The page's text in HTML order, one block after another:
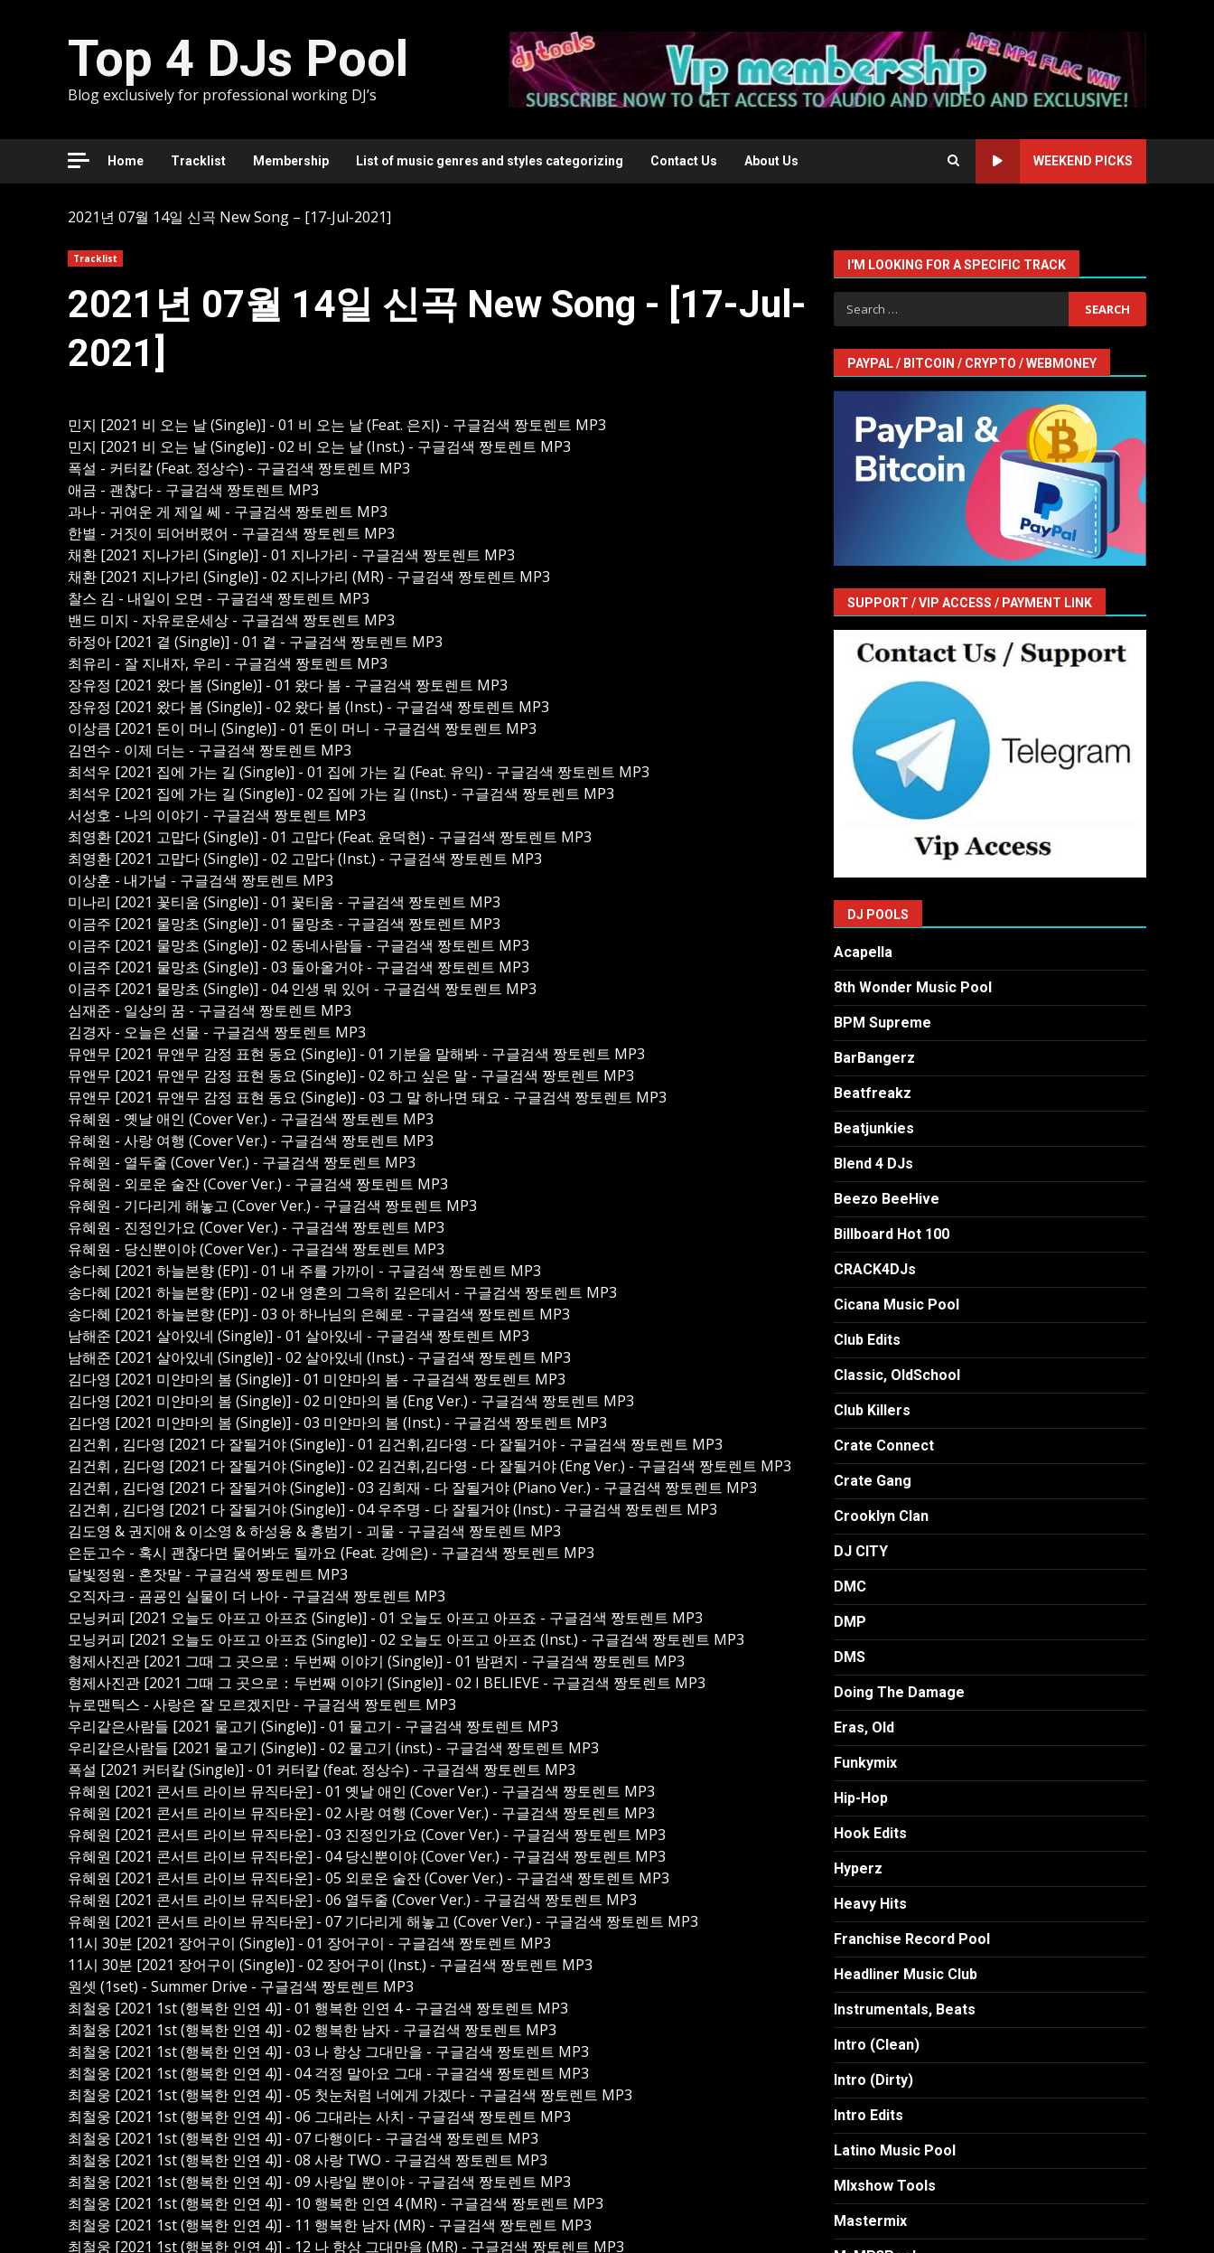
Top 4 DJs Pool
Blog exclusively for professional working DJ’s
Home Tracklist Membership List of music genres and styles categorizing Contact Us About Us WEEKEND PICKS
2021년 07월 14일 신곡 New Song – [17-Jul-2021]
Tracklist
2021년 07월 14일 신곡 New Song - [17-Jul-
2021]
민지 [2021 비 오는 날 (Single)] - 01 비 오는 날 (Feat. 은지) - 구글검색 짱토렌트 MP3
민지 [2021 비 오는 날 (Single)] - 02 비 오는 날 (Inst.) - 구글검색 짱토렌트 MP3
폭설 - 커터칼 (Feat. 정상수) - 구글검색 짱토렌트 MP3
애금 - 괜찮다 - 구글검색 짱토렌트 MP3
과나 - 귀여운 게 제일 쎄 - 구글검색 짱토렌트 MP3
한별 - 거짓이 되어버렸어 - 구글검색 짱토렌트 MP3
채환 [2021 지나가리 (Single)] - 01 지나가리 - 구글검색 짱토렌트 MP3
채환 [2021 지나가리 (Single)] - 02 지나가리 (MR) - 구글검색 짱토렌트 MP3
찰스 김 - 내일이 오면 - 구글검색 짱토렌트 MP3
밴드 미지 - 자유로운세상 - 구글검색 짱토렌트 MP3
하정아 [2021 곁 (Single)] - 01 곁 - 구글검색 짱토렌트 MP3
최유리 - 잘 지내자, 우리 - 구글검색 짱토렌트 MP3
장유정 [2021 왔다 봄 (Single)] - 01 왔다 봄 - 구글검색 짱토렌트 MP3
장유정 [2021 왔다 봄 (Single)] - 02 왔다 봄 (Inst.) - 구글검색 짱토렌트 MP3
이상큼 [2021 돈이 머니 (Single)] - 01 돈이 머니 - 구글검색 짱토렌트 MP3
김연수 - 이제 더는 - 구글검색 짱토렌트 MP3
최석우 [2021 집에 가는 길 (Single)] - 01 집에 가는 길 (Feat. 유익) - 구글검색 짱토렌트 MP3
최석우 [2021 집에 가는 길 (Single)] - 02 집에 가는 길 (Inst.) - 구글검색 짱토렌트 MP3
서성호 - 나의 이야기 - 구글검색 짱토렌트 MP3
최영환 [2021 고맙다 (Single)] - 01 고맙다 (Feat. 윤덕현) - 구글검색 짱토렌트 MP3
최영환 [2021 고맙다 (Single)] - 02 고맙다 (Inst.) - 구글검색 짱토렌트 MP3
이상훈 - 내가널 - 구글검색 짱토렌트 MP3
미나리 [2021 꽃티움 (Single)] - 01 꽃티움 - 구글검색 짱토렌트 MP3
이금주 [2021 물망초 (Single)] - 01 물망초 - 구글검색 짱토렌트 MP3
이금주 [2021 물망초 (Single)] - 02 동네사람들 - 구글검색 짱토렌트 MP3
이금주 [2021 물망초 (Single)] - 03 돌아올거야 - 구글검색 짱토렌트 MP3
이금주 [2021 물망초 (Single)] - 04 인생 뭐 있어 - 구글검색 짱토렌트 MP3
심재준 - 일상의 꿈 - 구글검색 짱토렌트 MP3
김경자 - 오늘은 선물 - 구글검색 짱토렌트 MP3
뮤앤무 [2021 뮤앤무 감정 표현 동요 (Single)] - 01 기분을 말해봐 - 구글검색 짱토렌트 MP3
뮤앤무 [2021 뮤앤무 감정 표현 동요 (Single)] - 02 하고 싶은 말 - 구글검색 짱토렌트 MP3
뮤앤무 [2021 뮤앤무 감정 표현 동요 (Single)] - 03 그 말 하나면 돼요 - 구글검색 짱토렌트 MP3
유혜원 - 옛날 애인 (Cover Ver.) - 구글검색 짱토렌트 MP3
유혜원 - 사랑 여행 (Cover Ver.) - 구글검색 짱토렌트 MP3
유혜원 - 열두줄 (Cover Ver.) - 구글검색 짱토렌트 MP3
유혜원 - 외로운 술잔 (Cover Ver.) - 구글검색 짱토렌트 MP3
유혜원 - 기다리게 해놓고 (Cover Ver.) - 구글검색 짱토렌트 MP3
유혜원 - 진정인가요 (Cover Ver.) - 구글검색 짱토렌트 MP3
유혜원 - 당신뿐이야 (Cover Ver.) - 구글검색 짱토렌트 MP3
송다혜 [2021 하늘본향 (EP)] - 01 내 주를 가까이 - 구글검색 짱토렌트 MP3
송다혜 [2021 하늘본향 (EP)] - 02 내 영혼의 그윽히 깊은데서 - 구글검색 짱토렌트 MP3
송다혜 [2021 하늘본향 (EP)] - 03 아 하나님의 은혜로 - 구글검색 짱토렌트 MP3
남해준 [2021 살아있네 (Single)] - 01 살아있네 - 구글검색 짱토렌트 MP3
남해준 [2021 살아있네 (Single)] - 02 살아있네 (Inst.) - 구글검색 짱토렌트 MP3
김다영 [2021 미얀마의 봄 (Single)] - 01 미얀마의 봄 - 구글검색 짱토렌트 MP3
김다영 [2021 미얀마의 봄 (Single)] - 02 미얀마의 봄 (Eng Ver.) - 구글검색 짱토렌트 MP3
김다영 [2021 미얀마의 봄 (Single)] - 03 미얀마의 봄 (Inst.) - 구글검색 짱토렌트 MP3
김건휘 , 김다영 [2021 다 잘될거야 (Single)] - 01 김건휘,김다영 - 다 잘될거야 - 구글검색 짱토렌트 MP3
김건휘 , 김다영 [2021 다 잘될거야 (Single)] - 02 김건휘,김다영 - 다 잘될거야 (Eng Ver.) - 구글검색 짱토렌트 MP3
김건휘 , 김다영 [2021 다 잘될거야 (Single)] - 03 김희재 - 다 잘될거야 (Piano Ver.) - 구글검색 짱토렌트 MP3
김건휘 , 김다영 [2021 다 잘될거야 (Single)] - 04 우주명 - 다 잘될거야 (Inst.) - 구글검색 짱토렌트 MP3
김도영 & 권지애 & 이소영 & 하성용 & 홍범기 - 괴물 - 구글검색 짱토렌트 MP3
은둔고수 - 혹시 괜찮다면 물어봐도 될까요 (Feat. 강예은) - 구글검색 짱토렌트 MP3
달빛정원 - 혼잣말 - 구글검색 짱토렌트 MP3
오직자크 - 굠굥인 실물이 더 나아 - 구글검색 짱토렌트 MP3
모닝커피 [2021 오늘도 아프고 아프죠 (Single)] - 01 오늘도 아프고 아프죠 - 구글검색 짱토렌트 MP3
모닝커피 [2021 오늘도 아프고 아프죠 (Single)] - 02 오늘도 아프고 아프죠 (Inst.) - 구글검색 짱토렌트 MP3
형제사진관 [2021 그때 그 곳으로：두번째 이야기 (Single)] - 01 밤편지 - 구글검색 짱토렌트 MP3
형제사진관 [2021 그때 그 곳으로：두번째 이야기 (Single)] - 02 I BELIEVE - 구글검색 짱토렌트 MP3
뉴로맨틱스 - 사랑은 잘 모르겠지만 - 구글검색 짱토렌트 MP3
우리같은사람들 [2021 물고기 (Single)] - 01 물고기 - 구글검색 짱토렌트 MP3
우리같은사람들 [2021 물고기 (Single)] - 02 물고기 (inst.) - 구글검색 짱토렌트 MP3
폭설 [2021 커터칼 (Single)] - 01 커터칼 (feat. 정상수) - 구글검색 짱토렌트 MP3
유혜원 [2021 콘서트 라이브 뮤직타운] - 01 옛날 애인 (Cover Ver.) - 구글검색 짱토렌트 MP3
유혜원 [2021 콘서트 라이브 뮤직타운] - 02 사랑 여행 (Cover Ver.) - 구글검색 짱토렌트 MP3
유혜원 [2021 콘서트 라이브 뮤직타운] - 03 진정인가요 (Cover Ver.) - 구글검색 짱토렌트 MP3
유혜원 [2021 콘서트 라이브 뮤직타운] - 04 당신뿐이야 (Cover Ver.) - 구글검색 짱토렌트 MP3
유혜원 [2021 콘서트 라이브 뮤직타운] - 05 외로운 술잔 (Cover Ver.) - 구글검색 짱토렌트 MP3
유혜원 [2021 콘서트 라이브 뮤직타운] - 06 열두줄 (Cover Ver.) - 구글검색 짱토렌트 MP3
유혜원 [2021 콘서트 라이브 뮤직타운] - 07 기다리게 해놓고 (Cover Ver.) - 구글검색 짱토렌트 MP3
11시 30분 [2021 장어구이 (Single)] - 01 장어구이 - 구글검색 짱토렌트 MP3
11시 30분 [2021 장어구이 (Single)] - 02 장어구이 (Inst.) - 구글검색 짱토렌트 MP3
원셋 (1set) - Summer Drive - 구글검색 짱토렌트 MP3
최철웅 [2021 1st (행복한 인연 4)] - 01 행복한 인연 4 - 구글검색 짱토렌트 MP3
최철웅 [2021 1st (행복한 인연 4)] - 02 행복한 남자 - 구글검색 짱토렌트 MP3
최철웅 [2021 1st (행복한 인연 4)] - 03 나 항상 그대만을 - 구글검색 짱토렌트 MP3
최철웅 [2021 1st (행복한 인연 4)] - 04 걱정 말아요 그대 - 구글검색 짱토렌트 MP3
최철웅 [2021 1st (행복한 인연 4)] - 05 첫눈처럼 너에게 가겠다 - 구글검색 짱토렌트 MP3
최철웅 [2021 1st (행복한 인연 4)] - 06 그대라는 사치 - 구글검색 짱토렌트 MP3
최철웅 [2021 1st (행복한 인연 4)] - 07 다행이다 - 구글검색 짱토렌트 MP3
최철웅 [2021 1st (행복한 인연 4)] - 08 사랑 TWO - 구글검색 짱토렌트 MP3
최철웅 [2021 1st (행복한 인연 4)] - 09 사랑일 뿐이야 - 구글검색 짱토렌트 MP3
최철웅 [2021 1st (행복한 인연 4)] - 10 행복한 인연 4 (MR) - 구글검색 짱토렌트 MP3
최철웅 [2021 1st (행복한 인연 4)] - 11 행복한 남자 (MR) - 구글검색 짱토렌트 MP3
최철웅 [2021 1st (행복한 인연 4)] - 12 나 항상 그대만을 (MR) - 구글검색 짱토렌트 MP3
I'M LOOKING FOR A SPECIFIC TRACK
Search
for:
PAYPAL / BITCOIN / CRYPTO / WEBMONEY
SUPPORT / VIP ACCESS / PAYMENT LINK
DJ POOLS
Acapella
8th Wonder Music Pool
BPM Supreme
BarBangerz
Beatfreakz
Beatjunkies
Blend 4 DJs
Beezo BeeHive
Billboard Hot 100
CRACK4DJs
Cicana Music Pool
Club Edits
Classic, OldSchool
Club Killers
Crate Connect
Crate Gang
Crooklyn Clan
DJ CITY
DMC
DMP
DMS
Doing The Damage
Eras, Old
Funkymix
Hip-Hop
Hook Edits
Hyperz
Heavy Hits
Franchise Record Pool
Headliner Music Club
Instrumentals, Beats
Intro (Clean)
Intro (Dirty)
Intro Edits
Latino Music Pool
MIxshow Tools
Mastermix